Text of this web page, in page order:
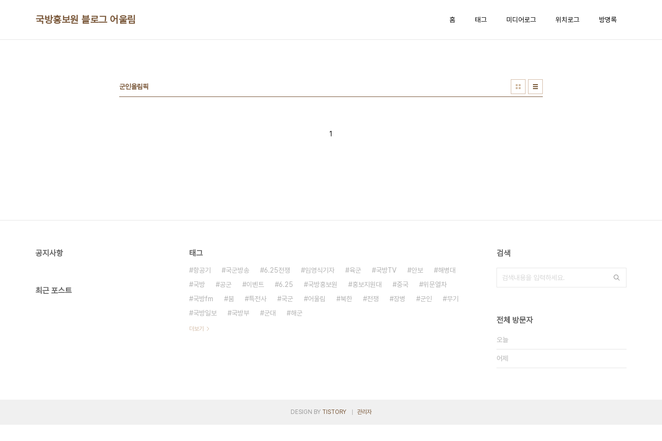
국방홍보원 블로그 어울림 홈 태그 미디어로그 위치로그 방명록
군인올림픽
1
공지사항
최근 포스트
태그
항공기 국군방송 6.25전쟁 임영식기자 육군 국방TV 안보
해병대
국방
공군 이벤트 6.25 국방홍보원 홍보지원대 중국
위문열차
국방fm
붐 특전사 국군 어울림 북한 전쟁 장병 군인
무기
국방일보
국방부 군대 해군
더보기
검색
전체 방문자
오늘
어제
DESIGN BY TISTORY 관리자